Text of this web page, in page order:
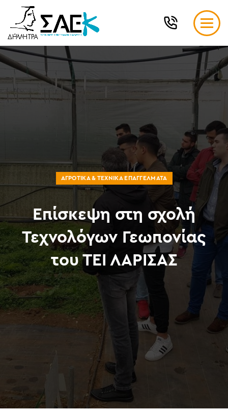
ΑΓΡΟΤΙΚΆ & ΤΕΧΝΙΚΆ ΕΠΑΓΓΈΛΜΑΤΑ
Επίσκεψη στη σχολή
Τεχνολόγων Γεωπονίας
του ΤΕΙ ΛΑΡΙΣΑΣ